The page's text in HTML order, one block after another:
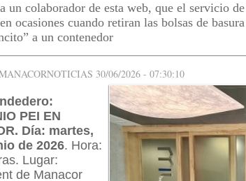
un colaborador de esta web, que el servicio
ocasiones cuando retiran las bolsas de
a un contenedor
30/06/2026 - 07:30:10
PEI EN
Día: martes,
de 2026. Hora:
Lugar:
de Manacor